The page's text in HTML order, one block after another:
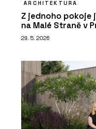
ARCHITEKTURA
Z jednoho pokoje
na Malé Straně v
29. 5. 2026